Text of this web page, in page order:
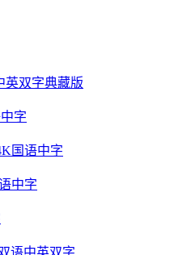
英双字典藏版
字
国语中字
中字